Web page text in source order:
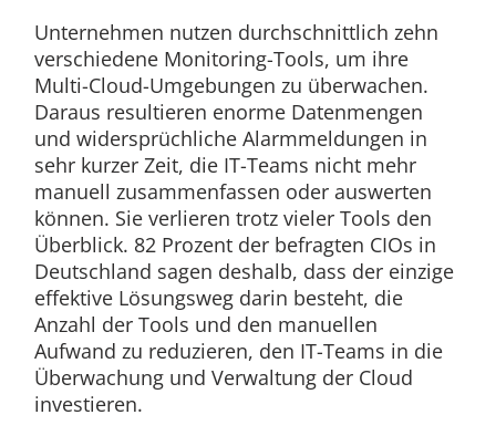
Unternehmen nutzen durchschnittlich zehn
verschiedene Monitoring-Tools, um ihre
Multi-Cloud-Umgebungen zu überwachen.
Daraus resultieren enorme Datenmengen
und widersprüchliche Alarmmeldungen in
sehr kurzer Zeit, die IT-Teams nicht mehr
manuell zusammenfassen oder auswerten
können. Sie verlieren trotz vieler Tools den
Überblick. 82 Prozent der befragten CIOs in
Deutschland sagen deshalb, dass der einzige
effektive Lösungsweg darin besteht, die
Anzahl der Tools und den manuellen
Aufwand zu reduzieren, den IT-Teams in die
Überwachung und Verwaltung der Cloud
investieren.